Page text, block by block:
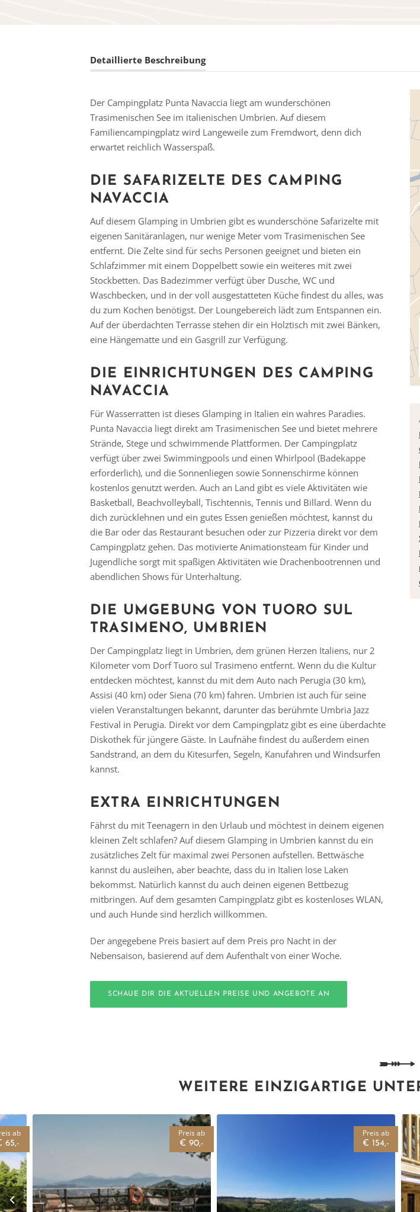
Detaillierte Beschreibung
Der Campingplatz Punta Navaccia liegt am wunderschönen
Trasimenischen See im italienischen Umbrien. Auf diesem
Familiencampingplatz wird Langeweile zum Fremdwort, denn dich
erwartet reichlich Wasserspaß.
DIE SAFARIZELTE DES CAMPING
NAVACCIA
Auf diesem Glamping in Umbrien gibt es wunderschöne Safarizelte mit
eigenen Sanitäranlagen, nur wenige Meter vom Trasimenischen See
entfernt. Die Zelte sind für sechs Personen geeignet und bieten ein
Schlafzimmer mit einem Doppelbett sowie ein weiteres mit zwei
Stockbetten. Das Badezimmer verfügt über Dusche, WC und
Waschbecken, und in der voll ausgestatteten Küche findest du alles, was
du zum Kochen benötigst. Der Loungebereich lädt zum Entspannen ein.
Auf der überdachten Terrasse stehen dir ein Holztisch mit zwei Bänken,
eine Hängematte und ein Gasgrill zur Verfügung.
DIE EINRICHTUNGEN DES CAMPING
NAVACCIA
Für Wasserratten ist dieses Glamping in Italien ein wahres Paradies.
Punta Navaccia liegt direkt am Trasimenischen See und bietet mehrere
Strände, Stege und schwimmende Plattformen. Der Campingplatz
verfügt über zwei Swimmingpools und einen Whirlpool (Badekappe
erforderlich), und die Sonnenliegen sowie Sonnenschirme können
kostenlos genutzt werden. Auch an Land gibt es viele Aktivitäten wie
Basketball, Beachvolleyball, Tischtennis, Tennis und Billard. Wenn du
dich zurücklehnen und ein gutes Essen genießen möchtest, kannst du
die Bar oder das Restaurant besuchen oder zur Pizzeria direkt vor dem
Campingplatz gehen. Das motivierte Animationsteam für Kinder und
Jugendliche sorgt mit spaßigen Aktivitäten wie Drachenbootrennen und
abendlichen Shows für Unterhaltung.
DIE UMGEBUNG VON TUORO SUL
TRASIMENO, UMBRIEN
Der Campingplatz liegt in Umbrien, dem grünen Herzen Italiens, nur 2
Kilometer vom Dorf Tuoro sul Trasimeno entfernt. Wenn du die Kultur
entdecken möchtest, kannst du mit dem Auto nach Perugia (30 km),
Assisi (40 km) oder Siena (70 km) fahren. Umbrien ist auch für seine
vielen Veranstaltungen bekannt, darunter das berühmte Umbria Jazz
Festival in Perugia. Direkt vor dem Campingplatz gibt es eine überdachte
Diskothek für jüngere Gäste. In Laufnähe findest du außerdem einen
Sandstrand, an dem du Kitesurfen, Segeln, Kanufahren und Windsurfen
kannst.
EXTRA EINRICHTUNGEN
Fährst du mit Teenagern in den Urlaub und möchtest in deinem eigenen
kleinen Zelt schlafen? Auf diesem Glamping in Umbrien kannst du ein
zusätzliches Zelt für maximal zwei Personen aufstellen. Bettwäsche
kannst du ausleihen, aber beachte, dass du in Italien lose Laken
bekommst. Natürlich kannst du auch deinen eigenen Bettbezug
mitbringen. Auf dem gesamten Campingplatz gibt es kostenloses WLAN,
und auch Hunde sind herzlich willkommen.
Der angegebene Preis basiert auf dem Preis pro Nacht in der
Nebensaison, basierend auf dem Aufenthalt von einer Woche.
SCHAUE DIR DIE AKTUELLEN PREISE UND ANGEBOTE AN
WEITERE EINZIGARTIGE
ab
65,-
Preis ab
€ 90,-
Preis ab
€ 154,-
Vielen Dank für das